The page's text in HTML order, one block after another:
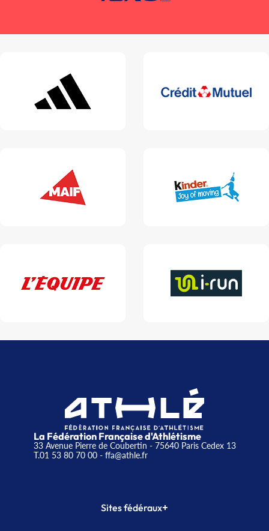
La Fédération Française d'Athlétisme
33 Avenue Pierre de Coubertin - 75640 Paris Cedex 13
T.01 53 80 70 00- ffa@athle.fr
Sites fédéraux+